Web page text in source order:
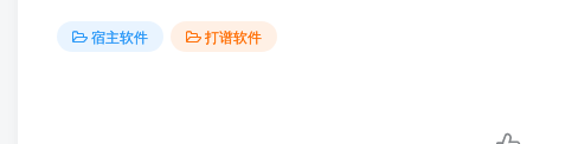
宿主软件 打谱软件